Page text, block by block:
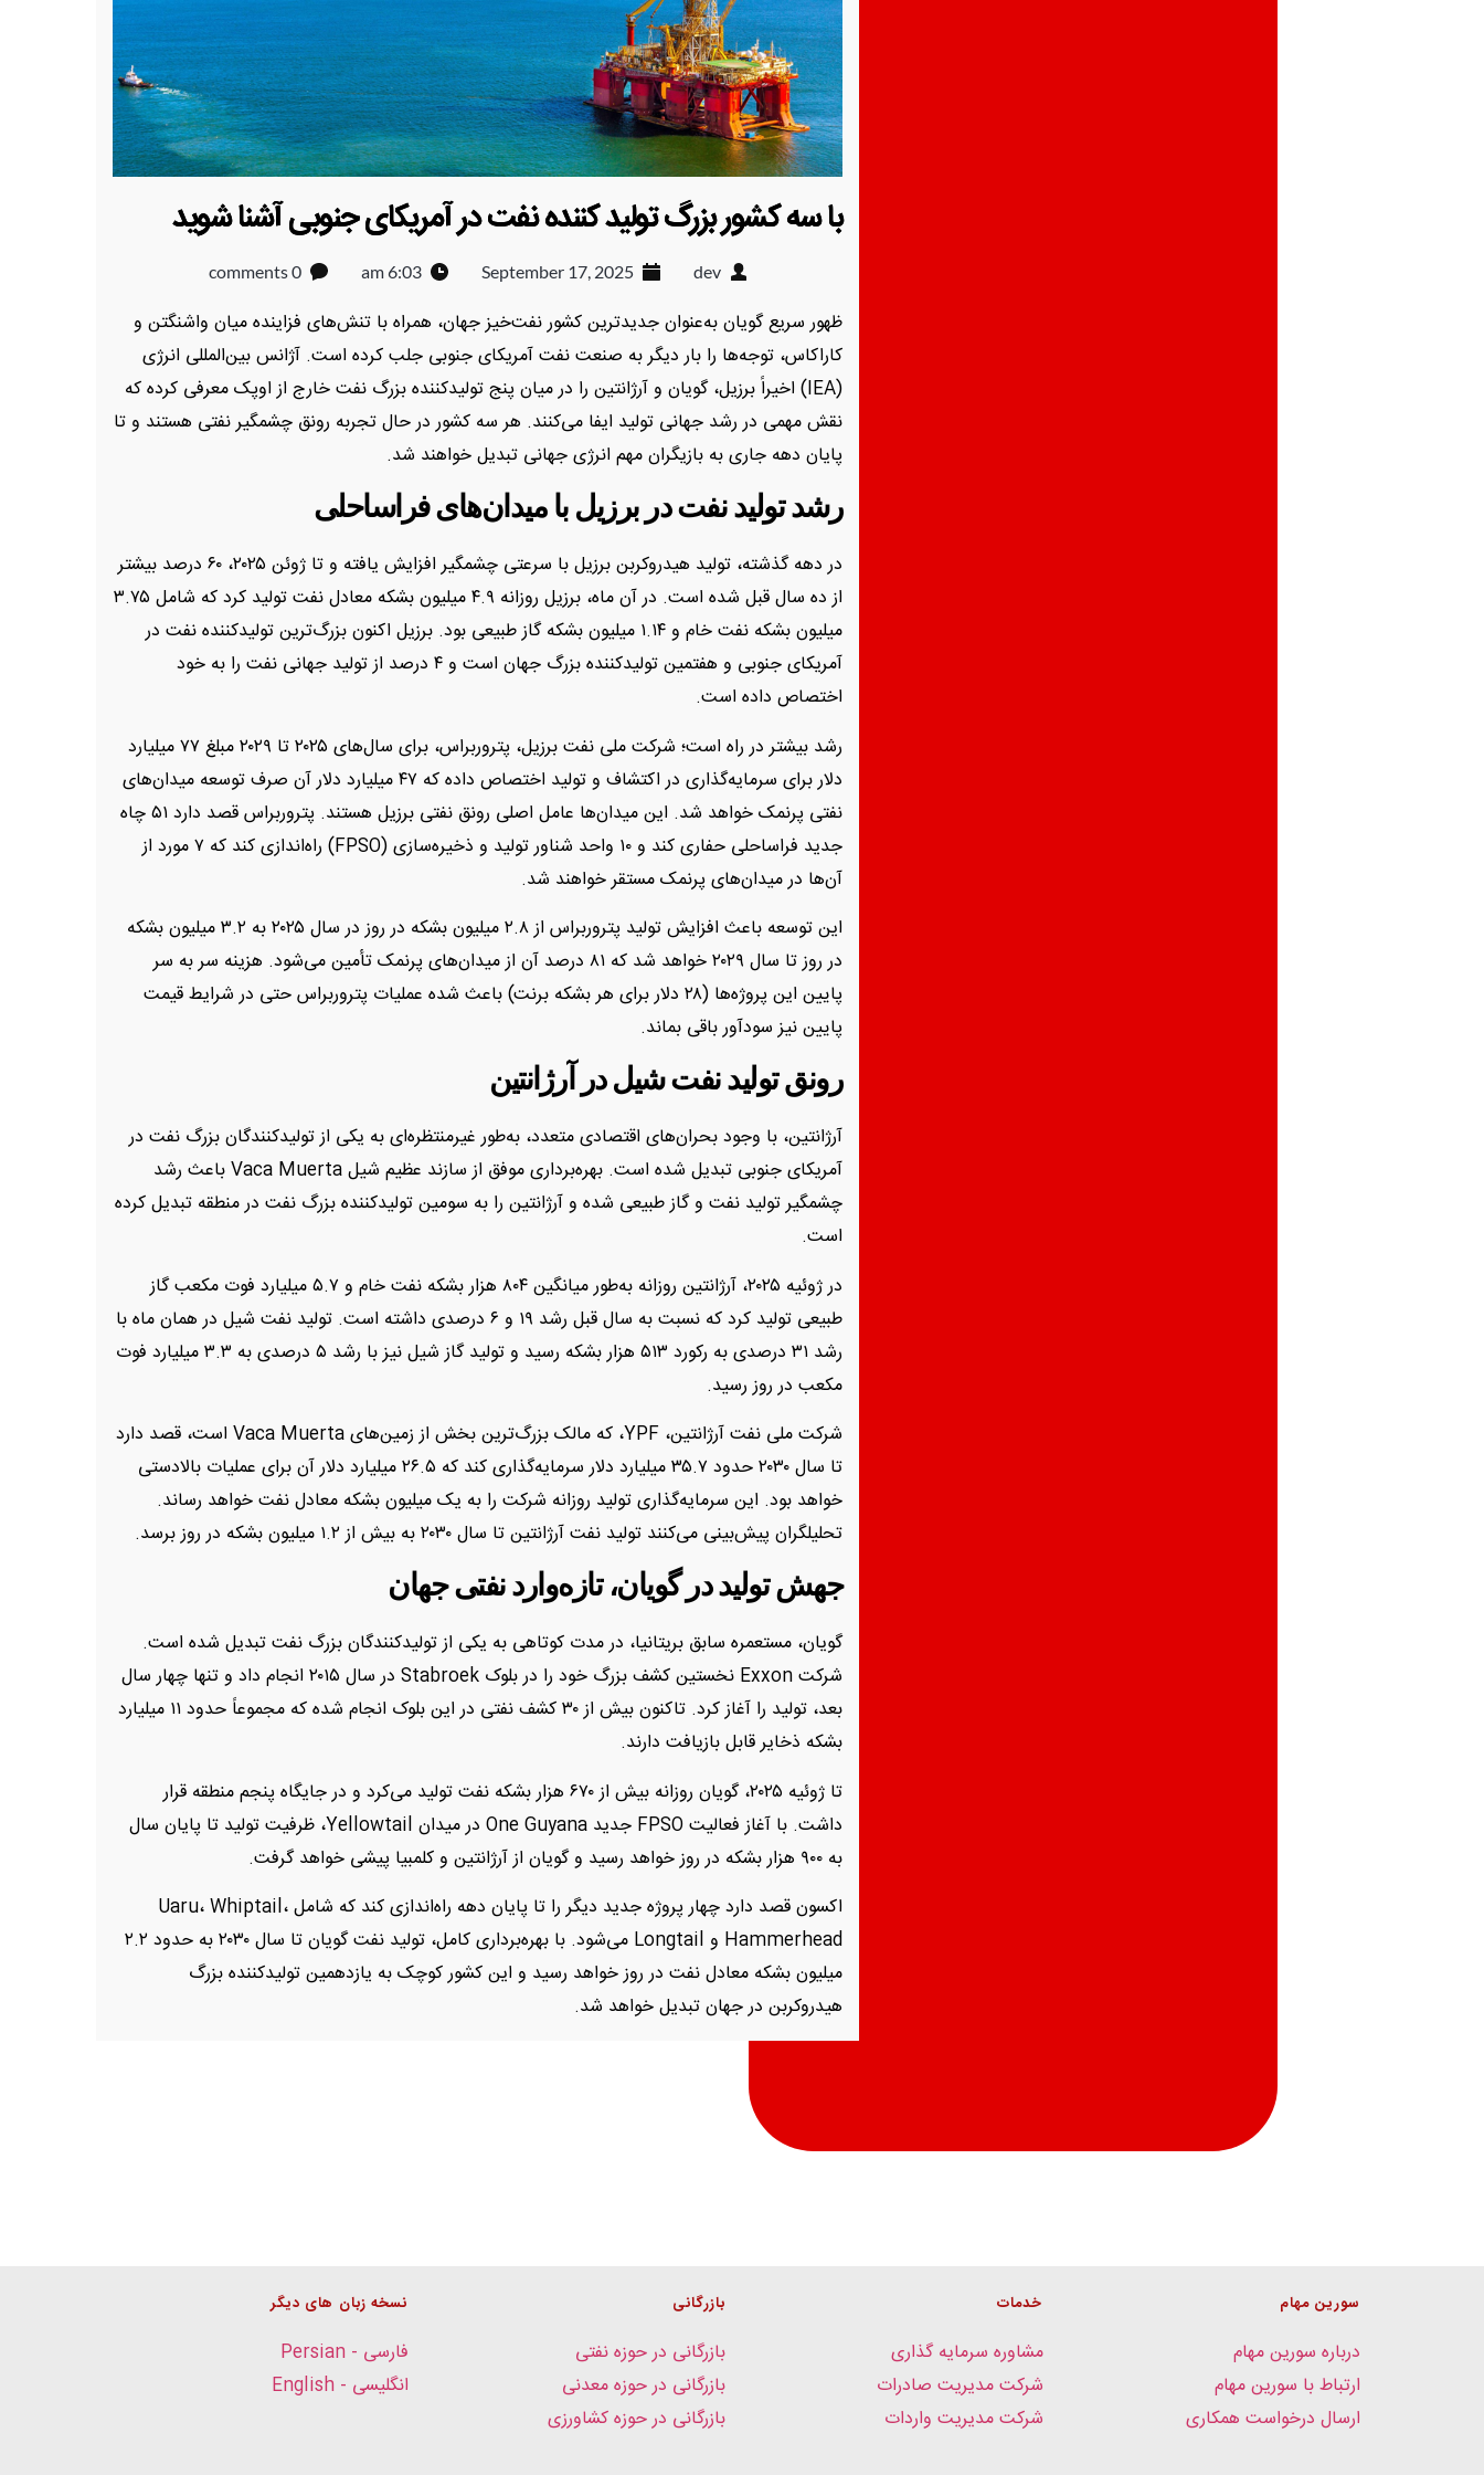
با سه کشور بزرگ تولید کننده نفت در آمریکای جنوبی آشنا شوید
dev
September 17, 2025
6:03 am
0 comments
ظهور سریع گویان به‌عنوان جدیدترین کشور نفت‌خیز جهان، همراه با تنش‌های فزاینده میان واشنگتن و
کاراکاس، توجه‌ها را بار دیگر به صنعت نفت آمریکای جنوبی جلب کرده است. آژانس بین‌المللی انرژی
(IEA) اخیراً برزیل، گویان و آرژانتین را در میان پنج تولیدکننده بزرگ نفت خارج از اوپک معرفی کرده که
نقش مهمی در رشد جهانی تولید ایفا می‌کنند. هر سه کشور در حال تجربه رونق چشمگیر نفتی هستند و تا
پایان دهه جاری به بازیگران مهم انرژی جهانی تبدیل خواهند شد.
رشد تولید نفت در برزیل با میدان‌های فراساحلی
در دهه گذشته، تولید هیدروکربن برزیل با سرعتی چشمگیر افزایش یافته و تا ژوئن ۲۰۲۵، ۶۰ درصد بیشتر
از ده سال قبل شده است. در آن ماه، برزیل روزانه ۴.۹ میلیون بشکه معادل نفت تولید کرد که شامل ۳.۷۵
میلیون بشکه نفت خام و ۱.۱۴ میلیون بشکه گاز طبیعی بود. برزیل اکنون بزرگ‌ترین تولیدکننده نفت در
آمریکای جنوبی و هفتمین تولیدکننده بزرگ جهان است و ۴ درصد از تولید جهانی نفت را به خود
اختصاص داده است.
رشد بیشتر در راه است؛ شرکت ملی نفت برزیل، پتروربراس، برای سال‌های ۲۰۲۵ تا ۲۰۲۹ مبلغ ۷۷ میلیارد
دلار برای سرمایه‌گذاری در اکتشاف و تولید اختصاص داده که ۴۷ میلیارد دلار آن صرف توسعه میدان‌های
نفتی پرنمک خواهد شد. این میدان‌ها عامل اصلی رونق نفتی برزیل هستند. پتروربراس قصد دارد ۵۱ چاه
جدید فراساحلی حفاری کند و ۱۰ واحد شناور تولید و ذخیره‌سازی (FPSO) راه‌اندازی کند که ۷ مورد از
آن‌ها در میدان‌های پرنمک مستقر خواهند شد.
این توسعه باعث افزایش تولید پتروربراس از ۲.۸ میلیون بشکه در روز در سال ۲۰۲۵ به ۳.۲ میلیون بشکه
در روز تا سال ۲۰۲۹ خواهد شد که ۸۱ درصد آن از میدان‌های پرنمک تأمین می‌شود. هزینه سر به سر
پایین این پروژه‌ها (۲۸ دلار برای هر بشکه برنت) باعث شده عملیات پتروربراس حتی در شرایط قیمت
پایین نیز سودآور باقی بماند.
رونق تولید نفت شیل در آرژانتین
آرژانتین، با وجود بحران‌های اقتصادی متعدد، به‌طور غیرمنتظره‌ای به یکی از تولیدکنندگان بزرگ نفت در
آمریکای جنوبی تبدیل شده است. بهره‌برداری موفق از سازند عظیم شیل Vaca Muerta باعث رشد
چشمگیر تولید نفت و گاز طبیعی شده و آرژانتین را به سومین تولیدکننده بزرگ نفت در منطقه تبدیل کرده
است.
در ژوئیه ۲۰۲۵، آرژانتین روزانه به‌طور میانگین ۸۰۴ هزار بشکه نفت خام و ۵.۷ میلیارد فوت مکعب گاز
طبیعی تولید کرد که نسبت به سال قبل رشد ۱۹ و ۶ درصدی داشته است. تولید نفت شیل در همان ماه با
رشد ۳۱ درصدی به رکورد ۵۱۳ هزار بشکه رسید و تولید گاز شیل نیز با رشد ۵ درصدی به ۳.۳ میلیارد فوت
مکعب در روز رسید.
شرکت ملی نفت آرژانتین، YPF، که مالک بزرگ‌ترین بخش از زمین‌های Vaca Muerta است، قصد دارد
تا سال ۲۰۳۰ حدود ۳۵.۷ میلیارد دلار سرمایه‌گذاری کند که ۲۶.۵ میلیارد دلار آن برای عملیات بالادستی
خواهد بود. این سرمایه‌گذاری تولید روزانه شرکت را به یک میلیون بشکه معادل نفت خواهد رساند.
تحلیلگران پیش‌بینی می‌کنند تولید نفت آرژانتین تا سال ۲۰۳۰ به بیش از ۱.۲ میلیون بشکه در روز برسد.
جهش تولید در گویان، تازه‌وارد نفتی جهان
گویان، مستعمره سابق بریتانیا، در مدت کوتاهی به یکی از تولیدکنندگان بزرگ نفت تبدیل شده است.
شرکت Exxon نخستین کشف بزرگ خود را در بلوک Stabroek در سال ۲۰۱۵ انجام داد و تنها چهار سال
بعد، تولید را آغاز کرد. تاکنون بیش از ۳۰ کشف نفتی در این بلوک انجام شده که مجموعاً حدود ۱۱ میلیارد
بشکه ذخایر قابل بازیافت دارند.
تا ژوئیه ۲۰۲۵، گویان روزانه بیش از ۶۷۰ هزار بشکه نفت تولید می‌کرد و در جایگاه پنجم منطقه قرار
داشت. با آغاز فعالیت FPSO جدید One Guyana در میدان Yellowtail، ظرفیت تولید تا پایان سال
به ۹۰۰ هزار بشکه در روز خواهد رسید و گویان از آرژانتین و کلمبیا پیشی خواهد گرفت.
اکسون قصد دارد چهار پروژه جدید دیگر را تا پایان دهه راه‌اندازی کند که شامل Uaru، Whiptail،
Hammerhead و Longtail می‌شود. با بهره‌برداری کامل، تولید نفت گویان تا سال ۲۰۳۰ به حدود ۲.۲
میلیون بشکه معادل نفت در روز خواهد رسید و این کشور کوچک به یازدهمین تولیدکننده بزرگ
هیدروکربن در جهان تبدیل خواهد شد.
سورین مهام
درباره سورین مهام
ارتباط با سورین مهام
ارسال درخواست همکاری
خدمات
مشاوره سرمایه گذاری
شرکت مدیریت صادرات
شرکت مدیریت واردات
بازرگانی
بازرگانی در حوزه نفتی
بازرگانی در حوزه معدنی
بازرگانی در حوزه کشاورزی
نسخه زبان های دیگر
فارسی - Persian
انگلیسی - English